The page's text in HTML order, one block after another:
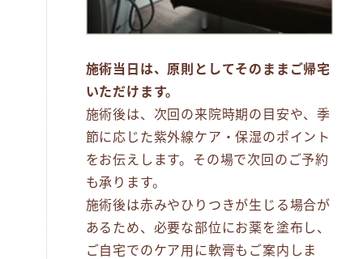
施術当日は、原則としてそのままご帰宅
いただけます。
施術後は、次回の来院時期の目安や、季
節に応じた紫外線ケア・保湿のポイント
をお伝えします。その場で次回のご予約
も承ります。
施術後は赤みやひりつきが生じる場合が
あるため、必要な部位にお薬を塗布し、
ご自宅でのケア用に軟膏もご案内しま